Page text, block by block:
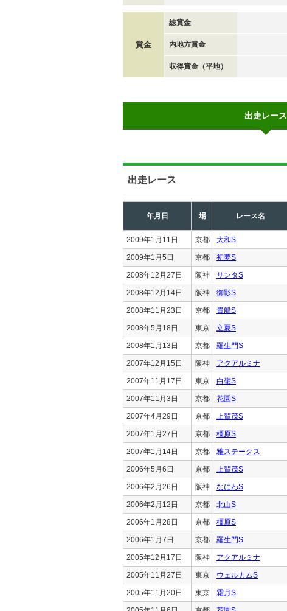
賞金
総賞金
内地方賞金
収得賞金（平地）
出走レース
出走レース
年月日 場 レース名
2009年1月11日 京都 大和S
2009年1月5日 京都 初夢S
2008年12月27日 阪神 サンタS
2008年12月14日 阪神 御影S
2008年11月23日 京都 貴船S
2008年5月18日 東京 立夏S
2008年1月13日 京都 羅生門S
2007年12月15日 阪神 アクアルミナ
2007年11月17日 東京 白嶺S
2007年11月3日 京都 花園S
2007年4月29日 京都 上賀茂S
2007年1月27日 京都 橿原S
2007年1月14日 京都 雅ステークス
2006年5月6日 京都 上賀茂S
2006年2月26日 阪神 なにわS
2006年2月12日 京都 北山S
2006年1月28日 京都 橿原S
2006年1月7日 京都 羅生門S
2005年12月17日 阪神 アクアルミナ
2005年11月27日 東京 ウェルカムS
2005年11月20日 東京 霜月S